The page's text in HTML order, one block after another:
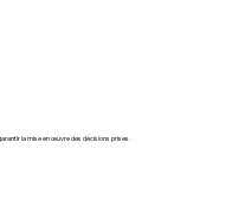
la mise en œuvre des décisions prises.